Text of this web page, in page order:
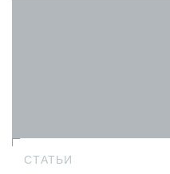
СТАТЬИ